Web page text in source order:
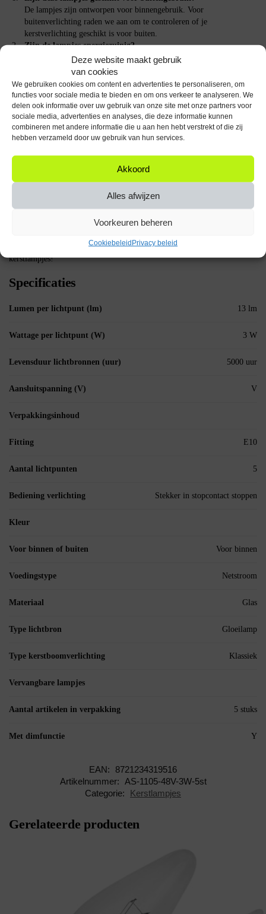
Deze website maakt gebruik
van cookies
We gebruiken cookies om content en advertenties te personaliseren, om
functies voor sociale media te bieden en om ons verkeer te analyseren. We
delen ook informatie over uw gebruik van onze site met onze partners voor
sociale media, advertenties en analyses, die deze informatie kunnen
combineren met andere informatie die u aan hen hebt verstrekt of die zij
hebben verzameld door uw gebruik van hun services.
Akkoord
Alles afwijzen
Voorkeuren beheren
Cookiebeleid Privacy beleid
De lampjes zijn ontworpen voor binnengebruik. Voor
buitenverlichting raden we aan om te controleren of je
kerstverlichting geschikt is voor buiten.
Zijn de lampjes energiezuinig?
Met een verbruik van slechts 3W zijn ze relatief energiezuinig voor
Hoeveel lumen geeft een lampje?
Elk lampje geeft 13 lumen, voldoende voor een warme en zachte
verlichting.
Specificaties
Lichtopbrengst: 13 lumen
Dimbaar: Ja
Levensduur: 5000 uur
Breng je feestdagen tot leven met deze betrouwbare en sfeervolle reserve
kerstlampjes!
Specificaties
Lumen per lichtpunt (lm) 13 lm
Wattage per lichtpunt (W) 3 W
Levensduur lichtbronnen (uur) 5000 uur
Aansluitspanning (V) V
Verpakkingsinhoud
Fitting E10
Aantal lichtpunten 5
Bediening verlichting Stekker in stopcontact stoppen
Kleur
Voor binnen of buiten Voor binnen
Voedingstype Netstroom
Materiaal Glas
Type lichtbron Gloeilamp
Type kerstboomverlichting Klassiek
Vervangbare lampjes
Aantal artikelen in verpakking 5 stuks
Met dimfunctie Y
EAN:
8721234319516
Artikelnummer: AS-1105-48V-3W-5st
Categorie:
Kerstlampjes
Gerelateerde producten